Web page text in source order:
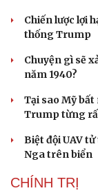
Chiến lược lợi
thống Trump
Chuyện gì sẽ
năm 1940?
Tại sao Mỹ
Trump từng
Biệt đội UAV
Nga trên biển
CHÍNH TRỊ